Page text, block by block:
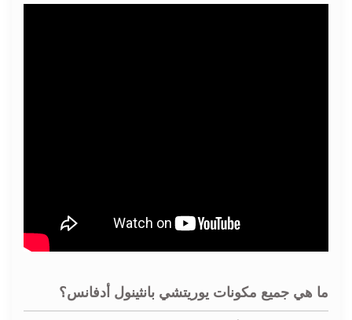
ما هي جميع مكونات يوريتشي بانثينول أدفانس؟